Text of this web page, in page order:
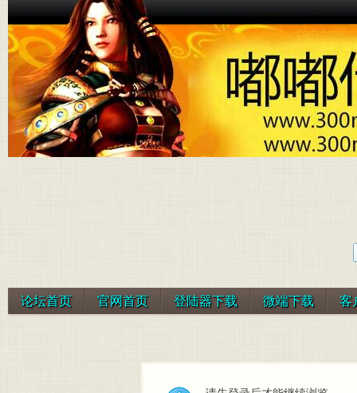
论坛首页 官网首页 登陆器下载 微端下载 客